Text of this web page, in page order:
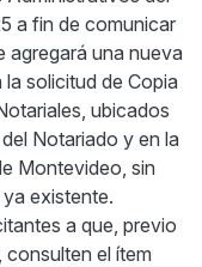
a fin de comunicar
agregará una nueva
solicitud de Copia
ubicados
Notariado y en la
Montevideo, sin
existente.
a que, previo
el ítem